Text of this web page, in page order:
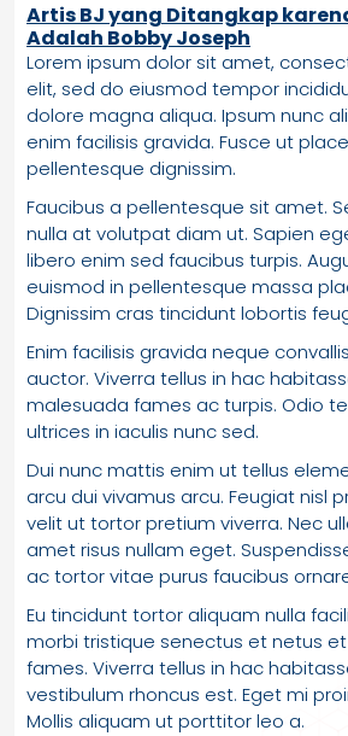
Artis BJ yang Ditangkap
Adalah Bobby Joseph
Lorem ipsum dolor sit amet,
elit, sed do eiusmod tempor
dolore magna aliqua. Ipsum nunc
enim facilisis gravida. Fusce ut
pellentesque dignissim.
Faucibus a pellentesque sit amet.
nulla at volutpat diam ut. Sapien
libero enim sed faucibus turpis.
euismod in pellentesque massa
Dignissim cras tincidunt lobortis
Enim facilisis gravida neque
auctor. Viverra tellus in hac
malesuada fames ac turpis. Odio
ultrices in iaculis nunc sed.
Dui nunc mattis enim ut tellus
arcu dui vivamus arcu. Feugiat nisl
velit ut tortor pretium viverra. Nec
amet risus nullam eget.
ac tortor vitae purus faucibus
Eu tincidunt tortor aliquam nulla
morbi tristique senectus et netus
fames. Viverra tellus in hac
vestibulum rhoncus est. Eget mi
Mollis aliquam ut porttitor leo a.